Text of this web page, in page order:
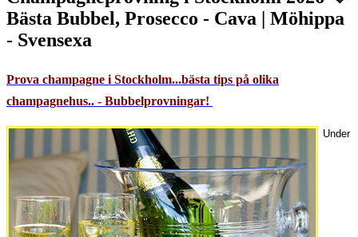
Bästa Bubbel, Prosecco - Cava | Möhippa
- Svensexa
Prova champagne i Stockholm...bästa tips på olika
champagnehus.. - Bubbelprovningar!
Under